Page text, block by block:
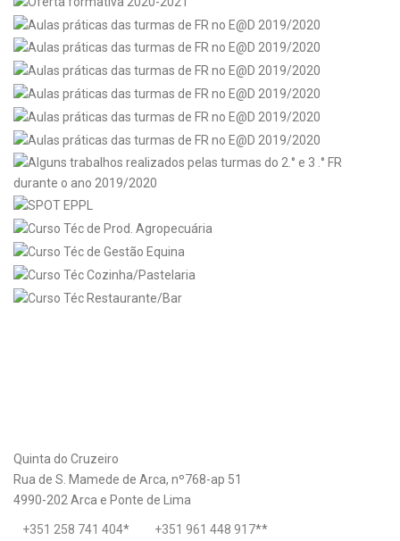
Quinta do Cruzeiro
Rua de S. Mamede de Arca, nº768-ap 51
4990-202 Arca e Ponte de Lima
+351 258 741 404* +351 961 448 917**